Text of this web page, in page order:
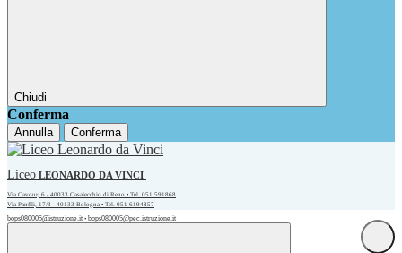
Chiudi
Conferma
Annulla Conferma
Liceo LEONARDO DA VINCI
Via Cavour, 6 - 40033 Casalecchio di Reno • Tel. 051 591868
Via Panfili, 17/3 - 40133 Bologna • Tel. 051 6194857
bops080005@istruzione.it • bops080005@pec.istruzione.it